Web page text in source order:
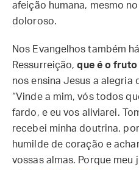
afeição humana, mesmo
doloroso.
Nos Evangelhos também
Ressurreição,que é o
nos ensina Jesus a alegria
“Vinde a mim, vós todos
fardo, e eu vos aliviarei.
recebei minha doutrina,
humilde de coração e
vossas almas. Porque meu